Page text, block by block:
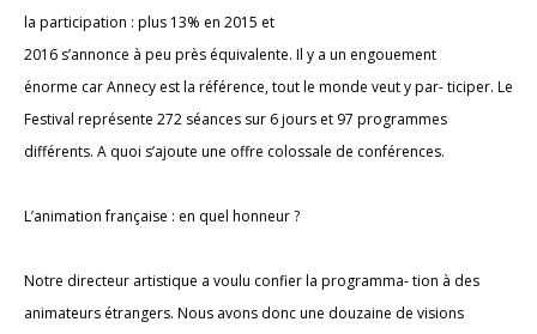
la participation : plus 13% en 2015 et
2016 s’annonce à peu près équivalente. Il y a un engouement
énorme car Annecy est la référence, tout le monde veut y par- ticiper. Le
Festival représente 272 séances sur 6 jours et 97 programmes
différents. A quoi s’ajoute une offre colossale de conférences.
L’animation française : en quel honneur ?
Notre directeur artistique a voulu confier la programma- tion à des
animateurs étrangers. Nous avons donc une douzaine de visions